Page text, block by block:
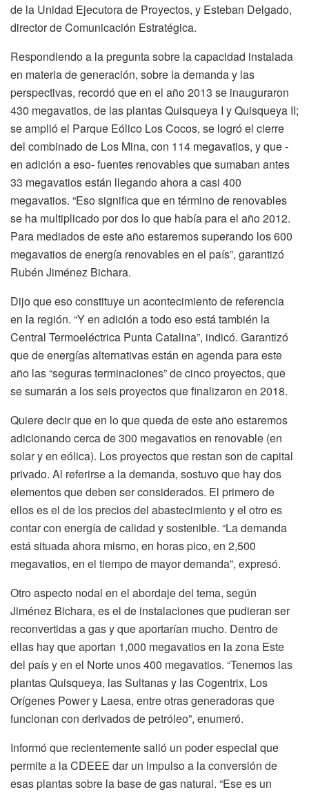
de la Unidad Ejecutora de Proyectos, y Esteban Delgado,
director de Comunicación Estratégica.
Respondiendo a la pregunta sobre la capacidad instalada
en materia de generación, sobre la demanda y las
perspectivas, recordó que en el año 2013 se inauguraron
430 megavatios, de las plantas Quisqueya I y Quisqueya II;
se amplió el Parque Eólico Los Cocos, se logró el cierre
del combinado de Los Mina, con 114 megavatios, y que -
en adición a eso- fuentes renovables que sumaban antes
33 megavatios están llegando ahora a casi 400
megavatios. “Eso significa que en término de renovables
se ha multiplicado por dos lo que había para el año 2012.
Para mediados de este año estaremos superando los 600
megavatios de energía renovables en el país”, garantizó
Rubén Jiménez Bichara.
Dijo que eso constituye un acontecimiento de referencia
en la región. “Y en adición a todo eso está también la
Central Termoeléctrica Punta Catalina”, indicó. Garantizó
que de energías alternativas están en agenda para este
año las “seguras terminaciones” de cinco proyectos, que
se sumarán a los seis proyectos que finalizaron en 2018.
Quiere decir que en lo que queda de este año estaremos
adicionando cerca de 300 megavatios en renovable (en
solar y en eólica). Los proyectos que restan son de capital
privado. Al referirse a la demanda, sostuvo que hay dos
elementos que deben ser considerados. El primero de
ellos es el de los precios del abastecimiento y el otro es
contar con energía de calidad y sostenible. “La demanda
está situada ahora mismo, en horas pico, en 2,500
megavatios, en el tiempo de mayor demanda”, expresó.
Otro aspecto nodal en el abordaje del tema, según
Jiménez Bichara, es el de instalaciones que pudieran ser
reconvertidas a gas y que aportarían mucho. Dentro de
ellas hay que aportan 1,000 megavatios en la zona Este
del país y en el Norte unos 400 megavatios. “Tenemos las
plantas Quisqueya, las Sultanas y las Cogentrix, Los
Orígenes Power y Laesa, entre otras generadoras que
funcionan con derivados de petróleo”, enumeró.
Informó que recientemente salió un poder especial que
permite a la CDEEE dar un impulso a la conversión de
esas plantas sobre la base de gas natural. “Ese es un